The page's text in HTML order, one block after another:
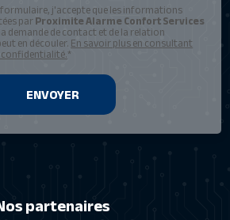
j'accepte que les informations
parProximite Alarme Confort Services
demande de contact et de la relation
en découler.En savoir plus en consultant
*
partenaires